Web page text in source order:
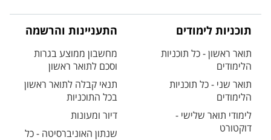
תוכניות לימודים
תואר ראשון - כל תוכניות
הלימודים
תואר שני - כל תוכניות
הלימודים
לימודי תואר שלישי -
דוקטורט
התעניינות והרשמה
מחשבון ממוצע בגרות
וסכם לתואר ראשון
תנאי קבלה לתואר ראשון
בכל התוכניות
דיור ומעונות
שנתון האוניברסיטה - כל